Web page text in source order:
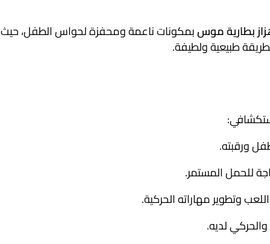
بطارية موسبمكونات ناعمة ومحفزة لحواس الطفل، حيث
طبيعية ولطيفة.
ورقبته.
للحمل المستمر.
وتطوير مهاراته الحركية.
لديه.